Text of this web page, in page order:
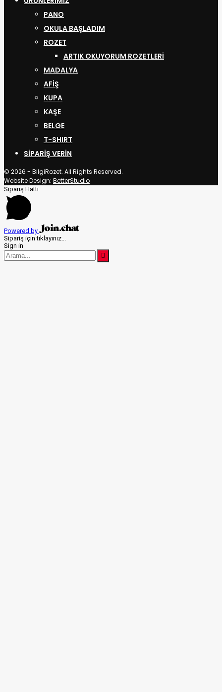
PANO
OKULA BAŞLADIM
ROZET
ARTIK OKUYORUM ROZETLERI
MADALYA
AFİŞ
KUPA
KAŞE
BELGE
T-SHIRT
SIPARIŞ VERIN
© 2026 - BilgiRozet. All Rights Reserved.
Website Design: BetterStudio
Sipariş Hattı
Powered by
Sipariş için tıklayınız...
Sign in